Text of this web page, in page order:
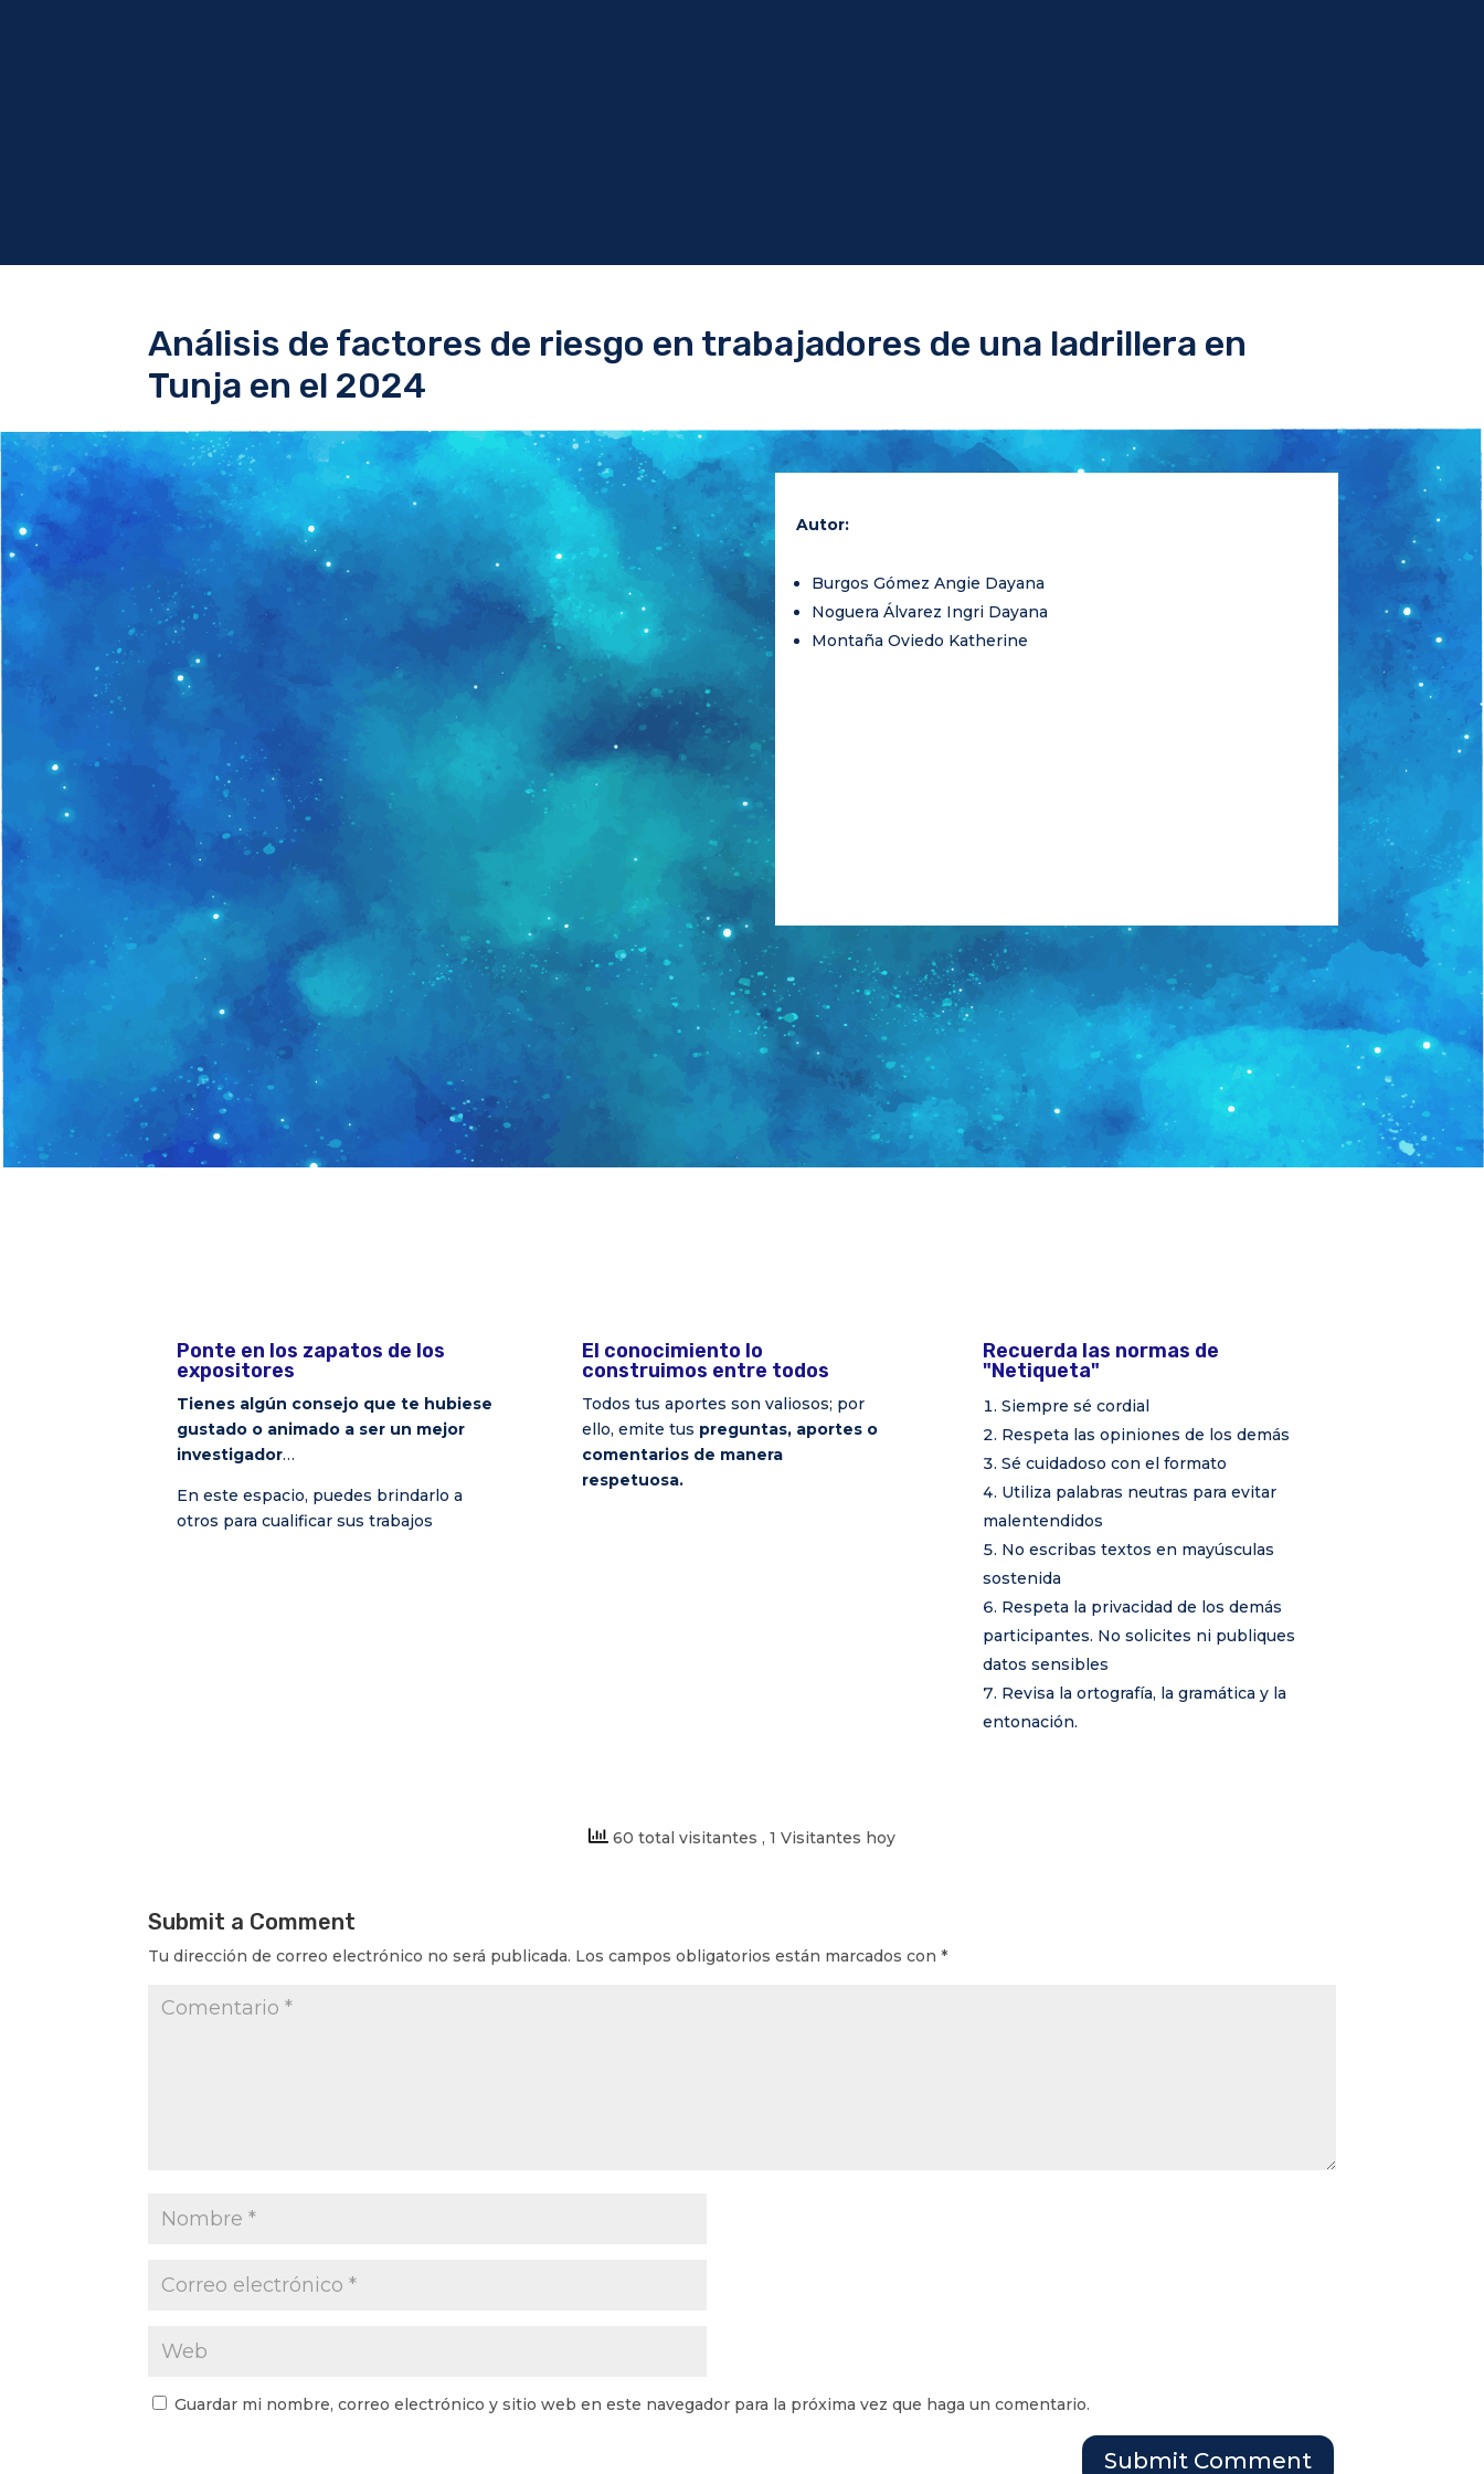
Análisis de factores de riesgo en trabajadores de una ladrillera en
Tunja en el 2024
Autor:
Burgos Gómez Angie Dayana
Noguera Álvarez Ingri Dayana
Montaña Oviedo Katherine
Ponte en los zapatos de los
expositores
Tienes algún consejo que te hubiese
gustado o animado a ser un mejor
investigador…
En este espacio, puedes brindarlo a
otros para cualificar sus trabajos
El conocimiento lo
construimos entre todos
Todos tus aportes son valiosos; por
ello, emite tus preguntas, aportes o
comentarios de manera
respetuosa.
Recuerda las normas de
"Netiqueta"
Siempre sé cordial
Respeta las opiniones de los demás
Sé cuidadoso con el formato
Utiliza palabras neutras para evitar
malentendidos
No escribas textos en mayúsculas
sostenida
Respeta la privacidad de los demás
participantes. No solicites ni publiques
datos sensibles
Revisa la ortografía, la gramática y la
entonación.
60 total visitantes , 1 Visitantes hoy
Submit a Comment
Tu dirección de correo electrónico no será publicada. Los campos obligatorios están marcados con*
Guardar mi nombre, correo electrónico y sitio web en este navegador para la próxima vez que haga un comentario.